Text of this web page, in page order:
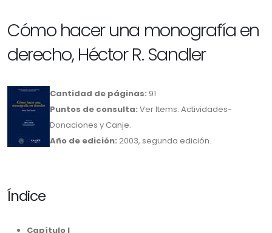
Cómo hacer una monografía en
derecho, Héctor R. Sandler
Cantidad de páginas: 91
Puntos de consulta: Ver Items: Actividades-
Donaciones y Canje.
Año de edición: 2003, segunda edición.
Índice
Capítulo I